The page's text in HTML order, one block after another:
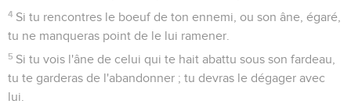
4 Si tu rencontres le boeuf de ton ennemi, ou son âne, égaré,
tu ne manqueras point de le lui ramener.
5 Si tu vois l'âne de celui qui te hait abattu sous son fardeau,
tu te garderas de l'abandonner ; tu devras le dégager avec
lui.